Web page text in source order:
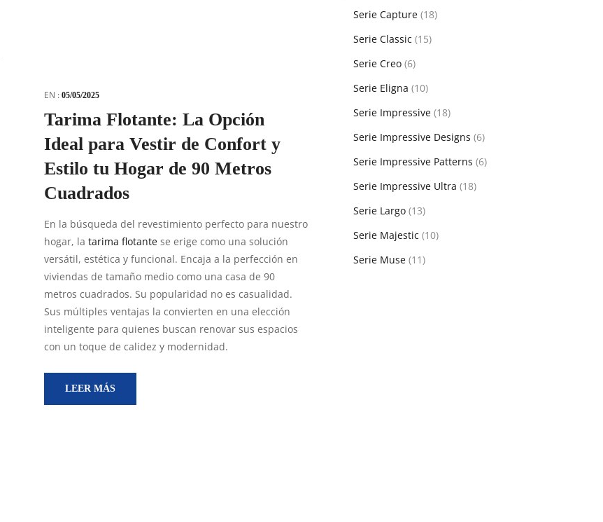
EN : 05/05/2025
Tarima Flotante: La Opción
Ideal para Vestir de Confort y
Estilo tu Hogar de 90 Metros
Cuadrados
En la búsqueda del revestimiento perfecto para nuestro
hogar, la tarima flotantese erige como una solución
versátil, estética y funcional. Encaja a la perfección en
viviendas de tamaño medio como una casa de 90
metros cuadrados. Su popularidad no es casualidad.
Sus múltiples ventajas la convierten en una elección
inteligente para quienes buscan renovar sus espacios
con un toque de calidez y modernidad.
LEER MÁS
Serie Capture (18)
Serie Classic (15)
Serie Creo (6)
Serie Eligna (10)
Serie Impressive (18)
Serie Impressive Designs (6)
Serie Impressive Patterns (6)
Serie Impressive Ultra (18)
Serie Largo (13)
Serie Majestic (10)
Serie Muse (11)